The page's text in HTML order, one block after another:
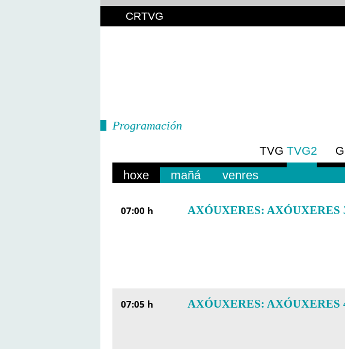
CRTVG
Programación
TVG TVG2
hoxe mañá venres
07:00 h AXÓUXERES: AXÓUXERES
07:05 h AXÓUXERES: AXÓUXERES